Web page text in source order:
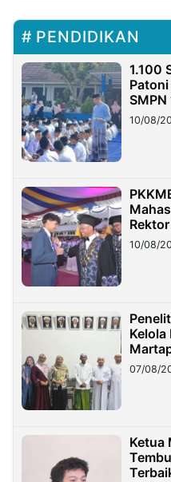
PENDIDIKAN
1.100
SMPN
10/08/
Masa
10/08/
Kelola
07/08/
Ketua